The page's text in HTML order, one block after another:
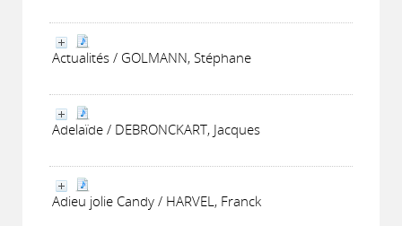
Actualités / GOLMANN, Stéphane
Adelaïde / DEBRONCKART, Jacques
Adieu jolie Candy / HARVEL, Franck